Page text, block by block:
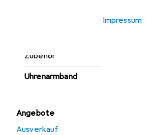
Impressum
Zubehör
Uhrenarmband
Angebote
Ausverkauf